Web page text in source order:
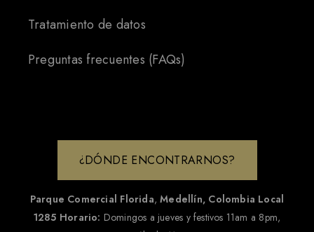
Tratamiento de datos
Preguntas frecuentes (FAQs)
¿DÓNDE ENCONTRARNOS?
Parque Comercial Florida,Medellín, Colombia Local
1285 Horario: Domingos a jueves y festivos 11am a 8pm,